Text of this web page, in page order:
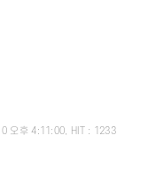
오후 4:11:00, HIT : 1233